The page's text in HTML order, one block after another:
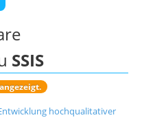
SSIS
hochqualitativer